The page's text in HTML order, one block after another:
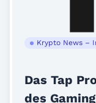
Krypto News –
Das Tap
des Gaming